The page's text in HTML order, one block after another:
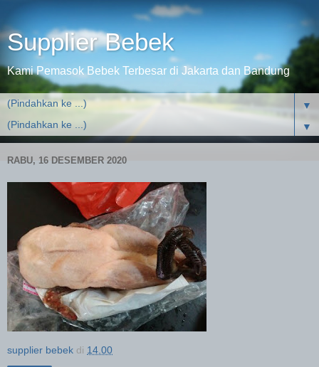
Supplier Bebek
Kami Pemasok Bebek Terbesar di Jakarta dan Bandung
▼
▼
RABU, 16 DESEMBER 2020
supplier bebek di 14.00